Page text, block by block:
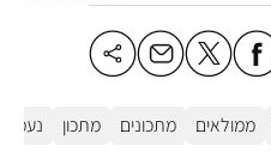
ממולאים מתכונים מתכון נעמה